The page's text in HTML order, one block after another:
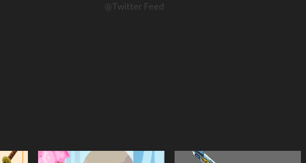
@Twitter Feed